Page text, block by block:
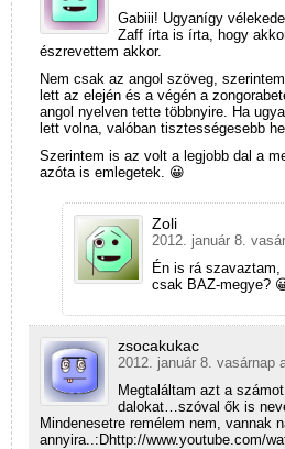
Gabiii! Ugyanígy
Zaff írta is írta, hogy
észrevettem akkor.
Nem csak az angol szöveg,
lett az elején és a végén a
angol nyelven tette többnyire. Ha
lett volna, valóban tisztességesebb
Szerintem is az volt a legjobb dal a
azóta is emlegetek. 😀
Zoli
2012. január 8.
Én is rá szavaztam,
csak BAZ-megye?
zsocakukac
2012. január 8. vasárnap
Megtaláltam azt a
dalokat…szóval ők is
Mindenesetre remélem nem, vannak
annyira..:Dhttp://www.youtube.com/